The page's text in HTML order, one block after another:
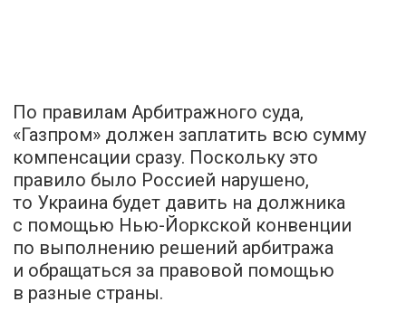
По правилам Арбитражного суда,
«Газпром» должен заплатить всю сумму
компенсации сразу. Поскольку это
правило было Россией нарушено,
то Украина будет давить на должника
с помощью Нью-Йоркской конвенции
по выполнению решений арбитража
и обращаться за правовой помощью
в разные страны.